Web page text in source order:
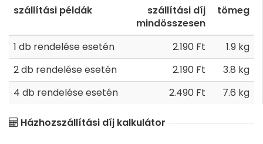
szállítási példák
szállítási díj
mindösszesen
tömeg
1 db rendelése esetén 2.190 Ft
1.9 kg
2 db rendelése esetén
2.190 Ft
3.8 kg
4 db rendelése esetén
2.490 Ft 7.6 kg
Házhozszállítási díj kalkulátor